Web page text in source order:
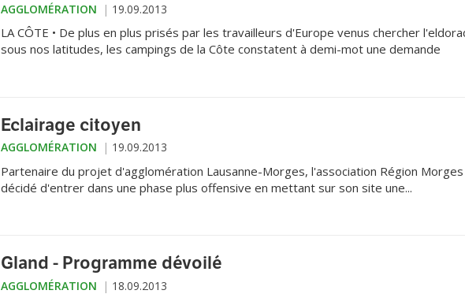
AGGLOMÉRATION 19.09.2013
LA CÔTE • De plus en plus prisés par les travailleurs d'Europe venus chercher
sous nos latitudes, les campings de la Côte constatent à demi-mot une demande
Eclairage citoyen
AGGLOMÉRATION 19.09.2013
Partenaire du projet d'agglomération Lausanne-Morges, l'association Région Morges
décidé d'entrer dans une phase plus offensive en mettant sur son site une...
Gland - Programme dévoilé
AGGLOMÉRATION 18.09.2013